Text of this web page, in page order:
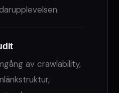
av crawlability,